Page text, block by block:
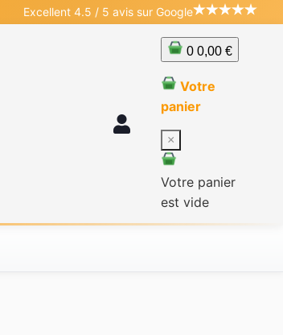
Excellent 4.5 / 5 avis sur Google
0 0,00 €
Votre
panier
×
Votre panier
est vide